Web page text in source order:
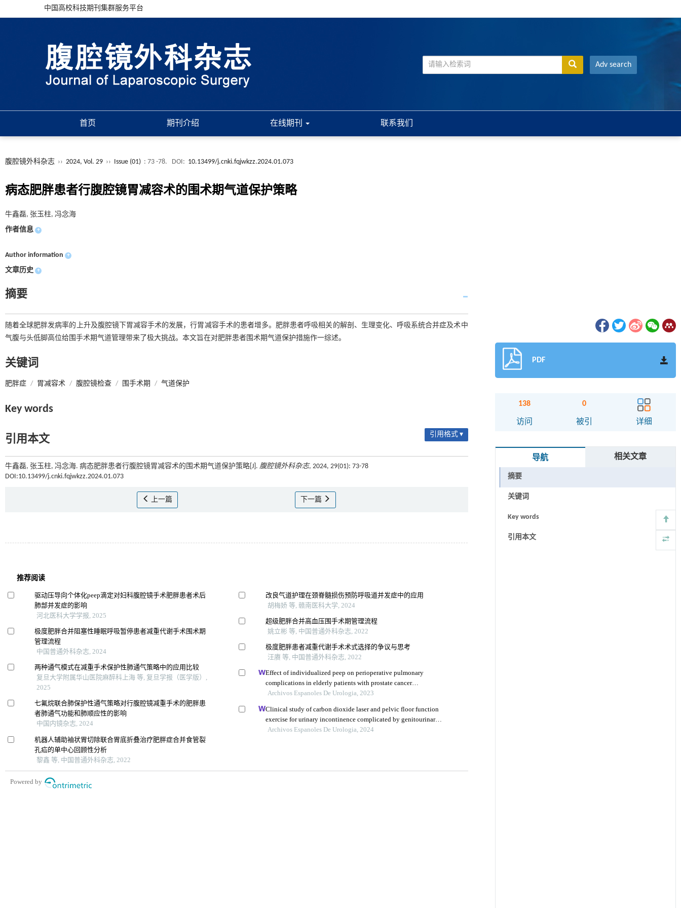
中国高校科技期刊集群服务平台
Adv search
首页 期刊介绍 在线期刊 联系我们
腹腔镜外科杂志 ›› 2024, Vol. 29 ›› Issue (01) : 73 -78. DOI: 10.13499/j.cnki.fqjwkzz.2024.01.073
病态肥胖患者行腹腔镜胃减容术的围术期气道保护策略
牛鑫磊, 张玉柱, 冯念海
作者信息 +
Author information +
文章历史 +
摘要
随着全球肥胖发病率的上升及腹腔镜下胃减容手术的发展，行胃减容手术的患者增多。肥胖患者呼吸相关的解剖、生理变化、呼吸系统合并症及术中
气腹与头低脚高位给围手术期气道管理带来了极大挑战。本文旨在对肥胖患者围术期气道保护措施作一综述。
关键词
肥胖症 / 胃减容术 / 腹腔镜检查 / 围手术期 / 气道保护
Key words
引用本文 引用格式 ▾
牛鑫磊, 张玉柱, 冯念海. 病态肥胖患者行腹腔镜胃减容术的围术期气道保护策略[J]. 腹腔镜外科杂志, 2024, 29(01): 73-78
DOI:10.13499/j.cnki.fqjwkzz.2024.01.073
上一篇 下一篇
PDF
138
访问
0
被引 详细
导航 相关文章
摘要
关键词
Key words
引用本文